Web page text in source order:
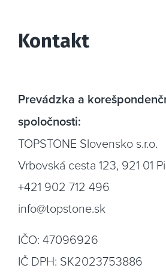
Kontakt
Prevádzka a
spoločnosti:
TOPSTONE Slovensko s.r.o.
Vrbovská cesta 123, 921 01
+421 902 712 496
info@topstone.sk
IČO: 47096926
IČ DPH: SK2023753886